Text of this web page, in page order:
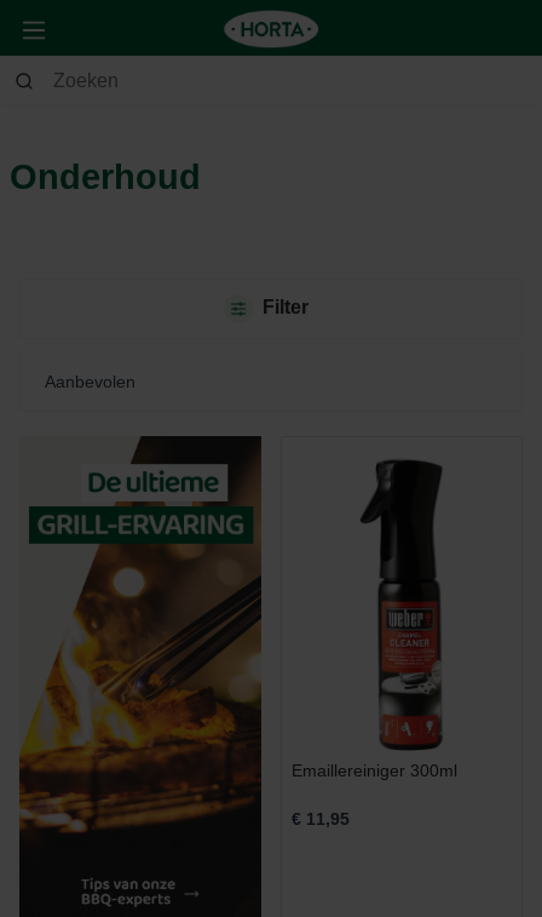
Tuin Barbecue
Onderhoud
Filter
Emaillereiniger 300ml
€ 11,95